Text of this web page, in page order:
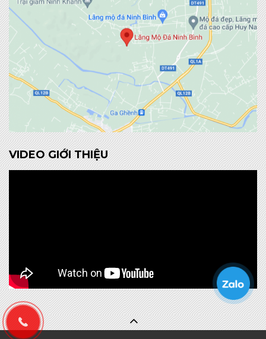
VIDEO GIỚI THIỆU